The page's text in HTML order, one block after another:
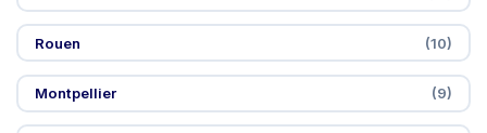
Rouen (10)
Montpellier (9)